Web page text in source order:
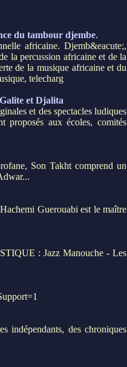
du tambour djembe.
africaine. Djemb&eacute;,
la percussion africaine et de la
de la musique africaine et du
telecharg
et Djalita
et des spectacles ludiques
proposés aux écoles, comités
Son Takht comprend un
Guerouabi est le maître
: Jazz Manouche - Les
indépendants, des chroniques